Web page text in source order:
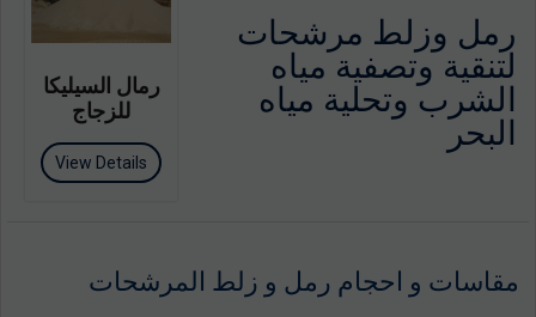
رمل وزلط مرشحات
لتنقية وتصفية مياه
الشرب وتحلية مياه
البحر
رمال السيليكا
للزجاج
View Details
مقاسات و احجام رمل و زلط المرشحات